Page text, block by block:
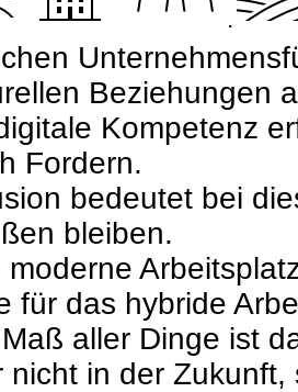
Beziehungen
Kompetenz
Fordern.
bedeutet bei
bleiben.
moderne
für das hybride
aller Dinge ist
nicht in der Zukunft,